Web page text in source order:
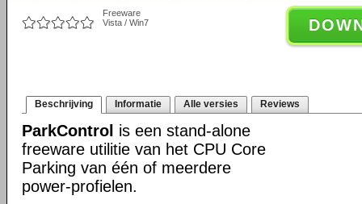
Freeware
Vista / Win7
Beschrijving Informatie Alle versies Reviews
ParkControl is een stand-alone
freeware utilitie van het CPU Core
Parking van één of meerdere
power-profielen.